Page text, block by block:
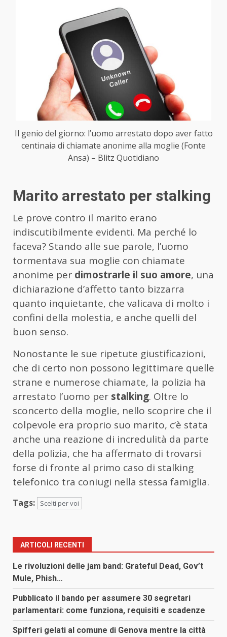
Il genio del giorno: l’uomo arrestato dopo aver fatto
centinaia di chiamate anonime alla moglie (Fonte
Ansa) – Blitz Quotidiano
Marito arrestato per stalking
Le prove contro il marito erano
indiscutibilmente evidenti. Ma perché lo
faceva? Stando alle sue parole, l’uomo
tormentava sua moglie con chiamate
anonime per dimostrarle il suo amore, una
dichiarazione d’affetto tanto bizzarra
quanto inquietante, che valicava di molto i
confini della molestia, e anche quelli del
buon senso.
Nonostante le sue ripetute giustificazioni,
che di certo non possono legittimare quelle
strane e numerose chiamate, la polizia ha
arrestato l’uomo per stalking. Oltre lo
sconcerto della moglie, nello scoprire che il
colpevole era proprio suo marito, c’è stata
anche una reazione di incredulità da parte
della polizia, che ha affermato di trovarsi
forse di fronte al primo caso di stalking
telefonico tra coniugi nella stessa famiglia.
Tags: Scelti per voi
ARTICOLI RECENTI
Le rivoluzioni delle jam band: Grateful Dead, Gov’t
Mule, Phish…
Pubblicato il bando per assumere 30 segretari
parlamentari: come funziona, requisiti e scadenze
Spifferi gelati al comune di Genova mentre la città